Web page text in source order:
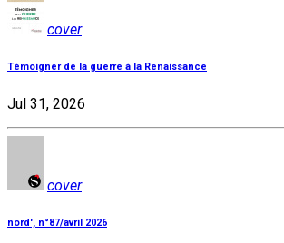
cover
Témoigner de la guerre à la Renaissance
Jul 31, 2026
cover
nord', n°87/avril 2026